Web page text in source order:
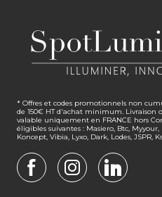
* Offres et codes promotionnels non
de 150€ HT d'achat minimum. Livraison
valable uniquement en FRANCE hors
éligibles suivantes : Masiero, Btc,
Koncept, Vibia, Lyxo, Dark, Lodes, JSPR,